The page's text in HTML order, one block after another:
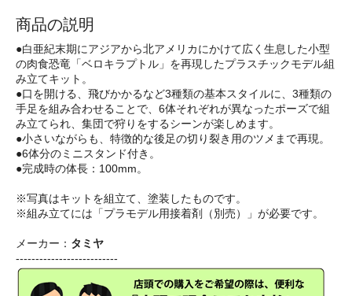
商品の説明
●白亜紀末期にアジアから北アメリカにかけて広く生息した小型
の肉食恐竜「ベロキラプトル」を再現したプラスチックモデル組
み立てキット。
●口を開ける、飛びかかるなど3種類の基本スタイルに、3種類の
手足を組み合わせることで、6体それぞれが異なったポーズで組
み立てられ、集団で狩りをするシーンが楽しめます。
●小さいながらも、特徴的な後足の切り裂き用のツメまで再現。
●6体分のミニスタンド付き。
●完成時の体長：100mm。
※写真はキットを組立て、塗装したものです。
※組み立てには「プラモデル用接着剤（別売）」が必要です。
メーカー： タミヤ
--------------------------